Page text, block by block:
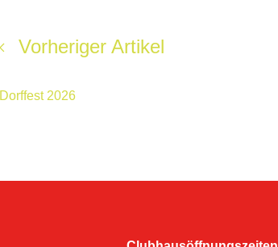
Vorheriger Artikel
Dorffest 2026